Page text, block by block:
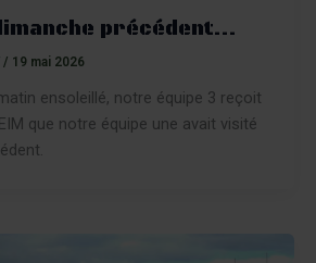
précédent…
/ 19 mai 2026
ensoleillé, notre équipe 3 reçoit
que notre équipe une avait visité